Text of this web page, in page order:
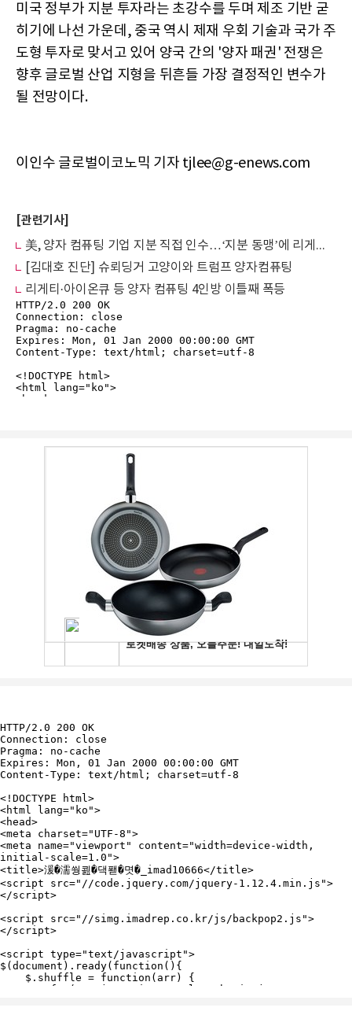
미국 정부가 지분 투자라는 초강수를 두며 제조 기반 굳
히기에 나선 가운데, 중국 역시 제재 우회 기술과 국가 주
도형 투자로 맞서고 있어 양국 간의 '양자 패권' 전쟁은
향후 글로벌 산업 지형을 뒤흔들 가장 결정적인 변수가
될 전망이다.
이인수 글로벌이코노믹 기자 tjlee@g-enews.com
[관련기사]
美, 양자 컴퓨팅 기업 지분 직접 인수…‘지분 동맹’에 리게티·디웨이브 폭발
[김대호 진단] 슈뢰딩거 고양이와 트럼프 양자컴퓨팅
리게티·아이온큐 등 양자 컴퓨팅 4인방 이틀째 폭등